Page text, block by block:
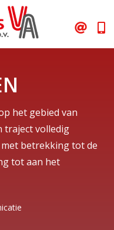
het gebied van
traject volledig
betrekking tot de
tot aan het